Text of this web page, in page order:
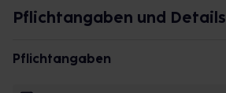
Pflichtangaben und Details
Pflichtangaben